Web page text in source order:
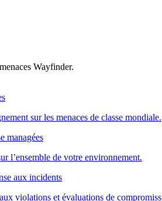
Wayfinder.
sur les menaces de classe mondiale.
managées
l’ensemble de votre environnement.
aux incidents
violations et évaluations de